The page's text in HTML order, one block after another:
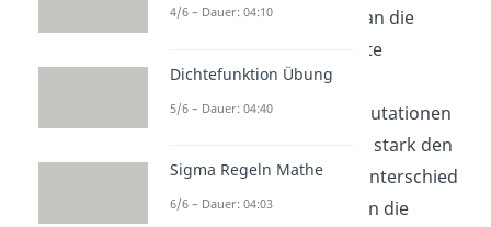
Auswahl, so berechnet man die
Möglichkeiten die Elemente
anzuordnen mithilfe
vonPermutationen.
Permutationen
ähneln grundsätzlich sehr stark den
Variationen. Der einzige Unterschied
ist, dass bei Permutationen die
4/6 – Dauer: 04:10
Dichtefunktion Übung
5/6 – Dauer: 04:40
Sigma Regeln Mathe
6/6 – Dauer: 04:03